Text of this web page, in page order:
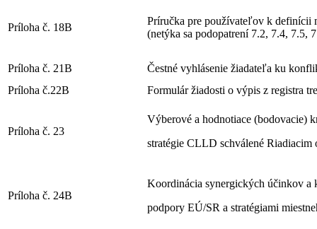
Príloha č. 18B
Príručka pre používateľov k definícii
(netýka sa podopatrení 7.2, 7.4, 7.5,
Príloha č. 21B
Čestné vyhlásenie žiadateľa ku
Príloha č.22B
Formulár žiadosti o výpis z registra
Príloha č. 23
Výberové a hodnotiace (bodovacie)
stratégie CLLD schválené
Príloha č. 24B
Koordinácia synergických účinkov a
podpory EÚ/SR a stratégiami